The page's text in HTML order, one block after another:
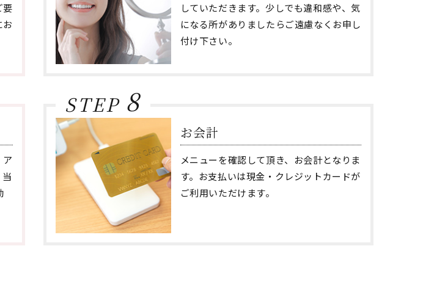
要
お
していただきます。少しでも違和感や、気
になる所がありましたらご遠慮なくお申し
付け下さい。
ア
STEP 8
お会計
メニューを確認して頂き、お会計となりま
す。お支払いは現金・クレジットカードが
ご利用いただけます。